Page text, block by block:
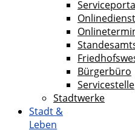
Bürgerbüro
Servicestelle
Stadtwerke
Stadt &
Leben